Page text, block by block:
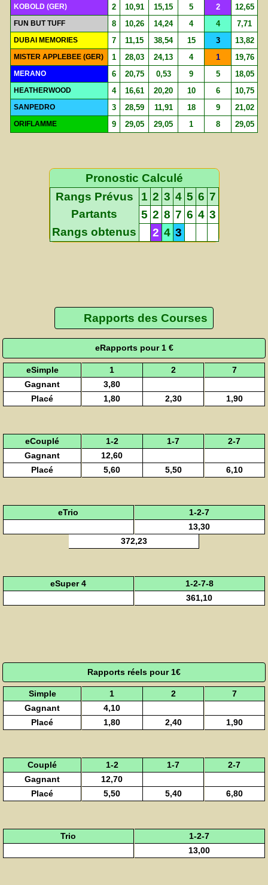
KOBOLD (GER) 2 10,91 15,15 5 2 12,65
FUN BUT TUFF 8 10,26 14,24 4 4 7,71
DUBAI MEMORIES 7 11,15 38,54 15 3 13,82
MISTER APPLEBEE (GER) 1 28,03 24,13 4 1 19,76
MERANO 6 20,75 0,53 9 5 18,05
HEATHERWOOD 4 16,61 20,20 10 6 10,75
SANPEDRO 3 28,59 11,91 18 9 21,02
ORIFLAMME 9 29,05 29,05 1 8 29,05
Pronostic Calculé
Rangs Prévus
1 2 3 4 5 6 7
Partants
5 2 8 7 6 4 3
Rangs obtenus
2 4 3
Rapports des Courses
eRapports pour 1 €
eSimple 1 2
7
Gagnant
3,80
Placé
1,80 2,30 1,90
eCouplé 1-2 1-7
2-7
Gagnant
12,60
Placé
5,60 5,50 6,10
eTrio
1-2-7
13,30
372,23
eSuper 4
1-2-7-8
361,10
Rapports réels pour 1€
Simple 1 2
7
Gagnant
4,10
Placé
1,80 2,40 1,90
Couplé 1-2 1-7
2-7
Gagnant
12,70
Placé
5,50 5,40 6,80
Trio
1-2-7
13,00